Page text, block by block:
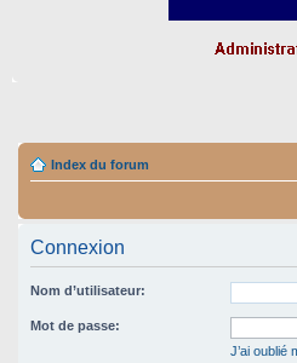
Index du forum
Connexion
Nom d’utilisateur:
Mot de passe:
J’ai oublié